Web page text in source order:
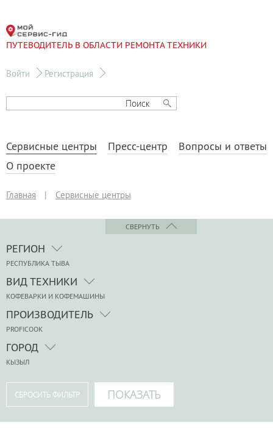
ПУТЕВОДИТЕЛЬ В ОБЛАСТИ РЕМОНТА ТЕХНИКИ
Войти Регистрация
Сервисные центры Пресс-центр
Вопросы и ответы
О проекте
Главная | Сервисные центры
СВЕРНУТЬ
РЕГИОН
РЕСПУБЛИКА ТЫВА
ВИД ТЕХНИКИ
КОФЕВАРКИ И КОФЕМАШИНЫ
ПРОИЗВОДИТЕЛЬ
PROFICOOK
ГОРОД
КЫЗЫЛ